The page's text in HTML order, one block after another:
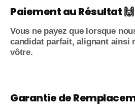
Paiement au Résultat 🙌
Vous ne payez que lorsque
candidat parfait, alignant ainsi
vôtre.
Garantie de